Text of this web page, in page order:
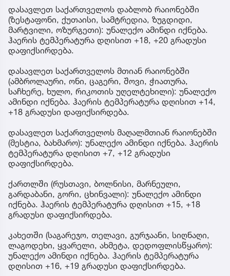
დასავლეთ საქართველოს დაბლობ რაიონებში
(ზესტაფონი, ქუთაისი, სამტრედია, ზუგდიდი,
მარტვილი, ოზურგეთი): უნალექო ამინდი იქნება.
ჰაერის ტემპერატურა დღისით +18, +20 გრადუსი
დაფიქსირდება.
დასავლეთ საქართველოს მთიან რაიონებში
(ამბროლაური, ონი, ცაგერი, შოვი, ჭიათურა,
საჩხერე, ხულო, რიკოთის უღელტეხილი): უნალექო
ამინდი იქნება. ჰაერის ტემპერატურა დღისით +14,
+18 გრადუსი დაფიქსირდება.
დასავლეთ საქართველოს მაღალმთიან რაიონებში
(მესტია, ბახმარო): უნალექო ამინდი იქნება. ჰაერის
ტემპერატურა დღისით +7, +12 გრადუსი
დაფიქსირდება.
ქართლში (რუსთავი, ბოლნისი, მარნეული,
გარდაბანი, გორი, ცხინვალი): უნალექო ამინდი
იქნება. ჰაერის ტემპერატურა დღისით +15, +18
გრადუსი დაფიქსირდება.
კახეთში (საგარეჯო, თელავი, გურჯაანი, სიღნაღი,
ლაგოდეხი, ყვარელი, ახმეტა, დედოფლისწყარო):
უნალექო ამინდი იქნება. ჰაერის ტემპერატურა
დღისით +16, +19 გრადუსი დაფიქსირდება.